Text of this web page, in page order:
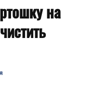
на